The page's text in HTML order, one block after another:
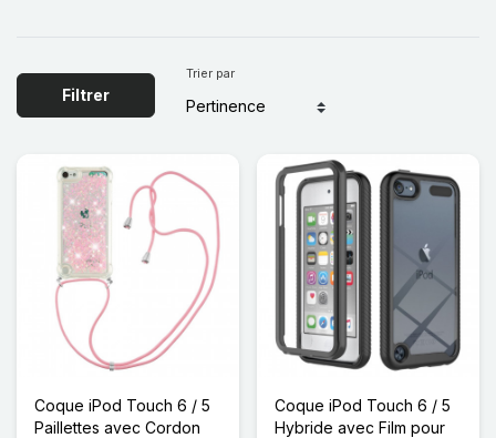
Filtrer
Trier par
Coque iPod Touch 6 / 5
Paillettes avec Cordon
Coque iPod Touch 6 / 5
Hybride avec Film pour